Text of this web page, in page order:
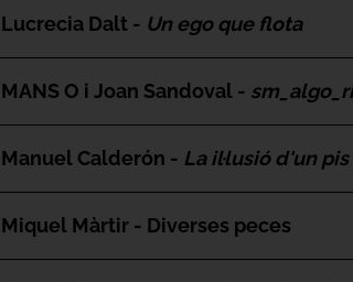
Lucrecia Dalt - Un ego que flota
MANS O i Joan Sandoval -
Manuel Calderón - La il·lusió d'un
Miquel Màrtir - Diverses peces